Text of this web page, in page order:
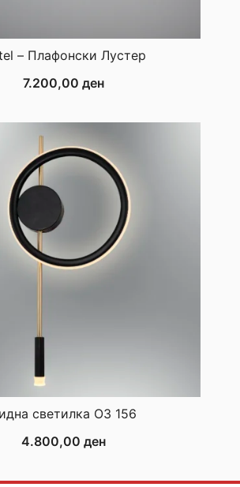
– Плафонски Лустер
7.200,00 ден
светилка ОЗ 156
4.800,00 ден